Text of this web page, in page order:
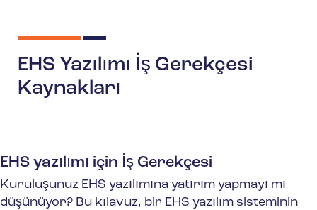
EHS yazılımı için İş Gerekçesi
Kuruluşunuz EHS yazılımına yatırım yapmayı mı
düşünüyor? Bu kılavuz, bir EHS yazılım sisteminin
EHS Yazılımı İş Gerekçesi
Kaynakları